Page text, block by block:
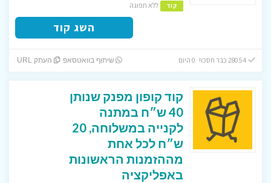
קוד ללא תפוגה
השג קוד
28054 כבר חסכו! 0 היום שיתוף בוואטסאפ העתק URL
קוד קופון מפנק שנותן
40 ש״ח במתנה
לקנייה במשלוחה, 20
ש״ח לכל אחת
מההזמנות הראשונות
באפליקציה